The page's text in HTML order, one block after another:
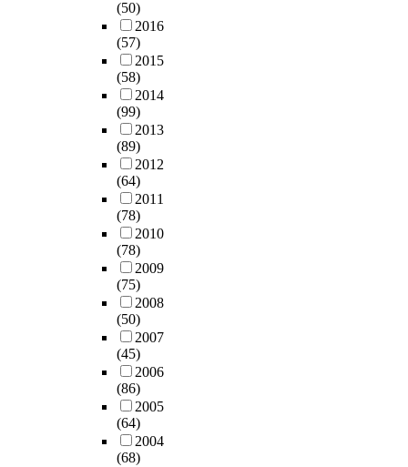
(50)
2016
(57)
2015
(58)
2014
(99)
2013
(89)
2012
(64)
2011
(78)
2010
(78)
2009
(75)
2008
(50)
2007
(45)
2006
(86)
2005
(64)
2004
(68)